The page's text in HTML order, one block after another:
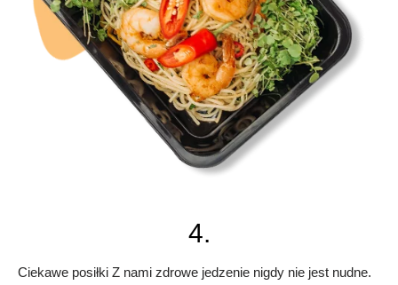
4.
Ciekawe posiłki Z nami zdrowe jedzenie nigdy nie jest nudne.